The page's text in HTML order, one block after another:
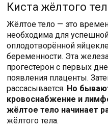
Киста жёлтого
Жёлтое тело — это
необходима для
оплодотворённой
беременности. Эта
прогестерон с первых
появления плаценты.
рассасывается. Но
кровоснабжение и
жёлтое тело начинает
жёлтого тела.